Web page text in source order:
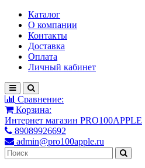
Каталог
О компании
Контакты
Доставка
Оплата
Личный кабинет
Сравнение:
Корзина:
Интернет магазин PRO100APPLE
89089926692
admin@pro100apple.ru